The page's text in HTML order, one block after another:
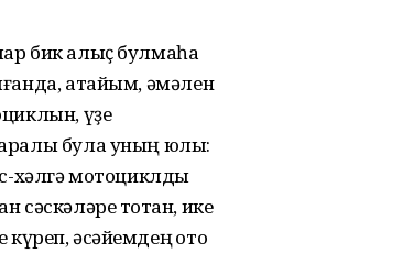
бик алыҫ булмаһа
атайым, әмәлен
үҙе
була уның юлы:
хәлгә мотоциклды
сәскәләре тотҡан, ике
күреп, әсәйемдең ҡото